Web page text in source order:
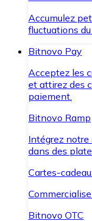
Accumulez
fluctuations
Bitnovo Pay
Acceptez les
et attirez des
paiement.
Bitnovo Ramp
Intégrez
dans des
Cartes-
Bitnovo OTC